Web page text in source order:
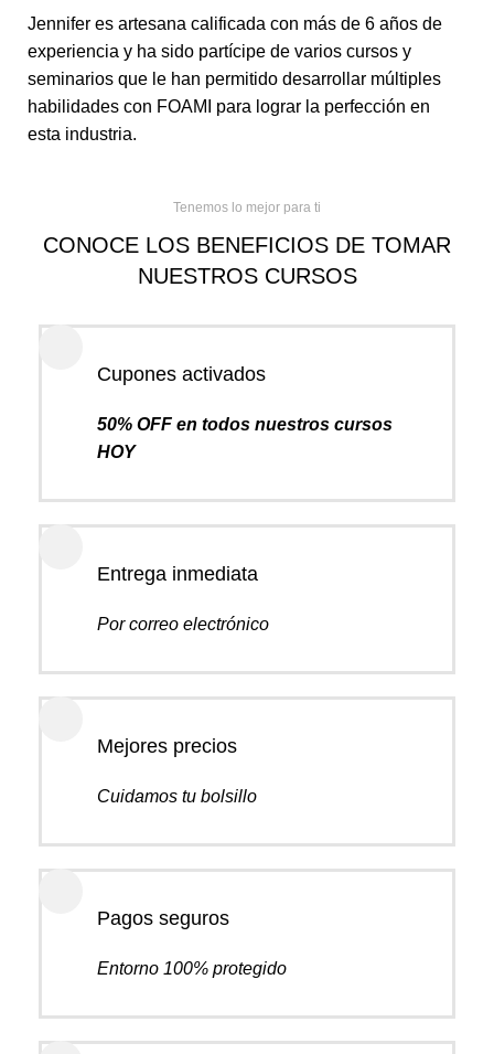
Jennifer es artesana calificada con más de 6 años de
experiencia y ha sido partícipe de varios cursos y
seminarios que le han permitido desarrollar múltiples
habilidades con FOAMI para lograr la perfección en
esta industria.
Tenemos lo mejor para ti
CONOCE LOS BENEFICIOS DE TOMAR
NUESTROS CURSOS
Cupones activados
50% OFF en todos nuestros cursos
HOY
Entrega inmediata
Por correo electrónico
Mejores precios
Cuidamos tu bolsillo
Pagos seguros
Entorno 100% protegido